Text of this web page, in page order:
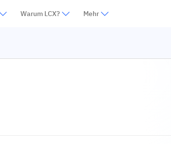
Warum LCX? Mehr